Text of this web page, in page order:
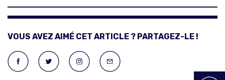
VOUS AVEZ AIMÉ CET ARTICLE ? PARTAGEZ-LE !